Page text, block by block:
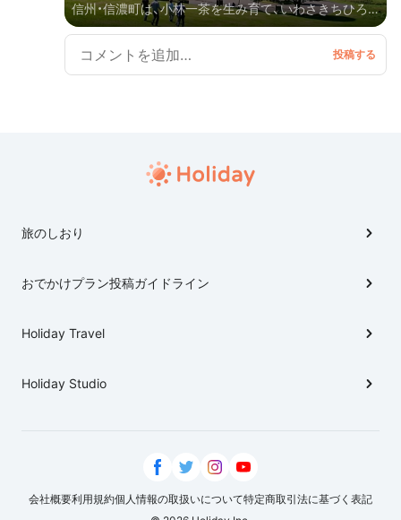
信州・信濃町は、小林一茶を生み育て、いわさきちひろ、
ミヒャエル・エンデらに愛された豊かな森があります。
大正時代に宣教師が静かな環境を求めて野尻湖畔に別
荘地を拓き、多くの文学者がこの信濃町に滞在し作品を
型観光地とも言える「癒しのまち」です。
旅のしおり
おでかけプラン投稿ガイドライン
Holiday Travel
Holiday Studio
会社概要利用規約個人情報の取扱いについて特定商取引法に基づく表記